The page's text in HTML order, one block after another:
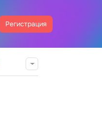
Регистрация